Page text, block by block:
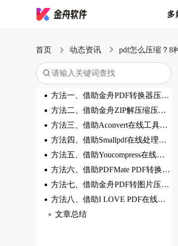
多
首页 动态资讯 pdf怎么压缩？8
方法一、借助金舟PDF转换器压缩pdf文件
方法二、借助金舟ZIP解压缩压缩pdf
方法三、借助Aconvert在线工具压缩pdf
方法四、借助Smallpdf在线处理工具压缩pdf
方法五、借助Youcompress在线压缩工具压缩pdf
方法六、借助PDFMate PDF转换器压缩pdf
方法七、借助金舟PDF转图片压缩pdf
方法八、借助I LOVE PDF在线网站压缩pdf
文章总结